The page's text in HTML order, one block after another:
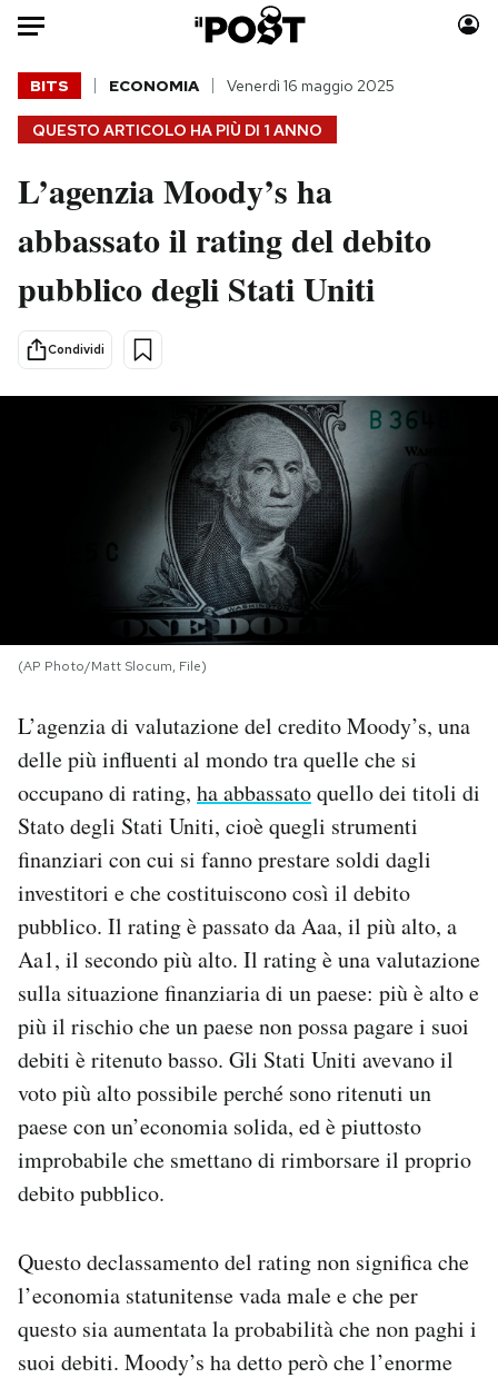
Auto
HOME
Italia
Politica
Tecnologia
Scienza
Moda
Consumismi
Storie/Idee
Altrecose
Mondiali calcio 2026
NEWSLETTER
SHOP
CALENDARIO
AREA PERSONALE
Area Personale
Newsletter
Hai bisogno di aiuto?
Esci
QUESTO ARTICOLO HA PIÙ DI 1 ANNO
BITS ECONOMIA Venerdì 16 maggio 2025
L’agenzia Moody’s ha
abbassato il rating del debito
pubblico degli Stati Uniti
Condividi
(AP Photo/Matt Slocum, File)
L’agenzia di valutazione del credito Moody’s, una
delle più influenti al mondo tra quelle che si
occupano di rating, ha abbassatoquello dei titoli di
Stato degli Stati Uniti, cioè quegli strumenti
finanziari con cui si fanno prestare soldi dagli
investitori e che costituiscono così il debito
pubblico. Il rating è passato da Aaa, il più alto, a
Aa1, il secondo più alto. Il rating è una valutazione
sulla situazione finanziaria di un paese: più è alto e
più il rischio che un paese non possa pagare i suoi
debiti è ritenuto basso. Gli Stati Uniti avevano il
voto più alto possibile perché sono ritenuti un
paese con un’economia solida, ed è piuttosto
improbabile che smettano di rimborsare il proprio
debito pubblico.
Questo declassamento del rating non significa che
l’economia statunitense vada male e che per
questo sia aumentata la probabilità che non paghi i
suoi debiti. Moody’s ha detto però che l’enorme